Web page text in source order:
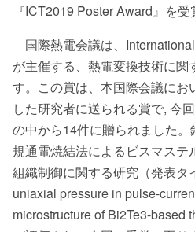
『ICT2019 Poster Award』を受
国際熱電会議は、
が主催する、熱電変換技術に
す。この賞は、本国際会議にお
した研究者に送られる賞で, 今
の中から14件に贈られました
規通電焼結法によるビスマス
組織制御に関する研究（発表タ
uniaxial pressure in pulse-
microstructure of Bi2Te3-based